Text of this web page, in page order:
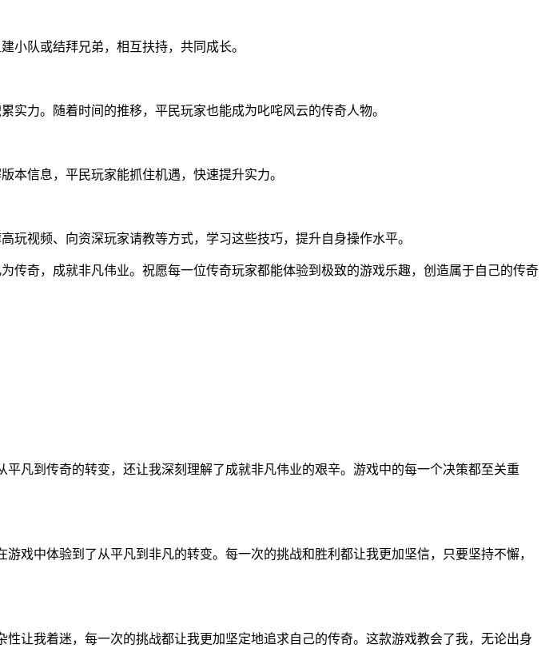
小队或结拜兄弟，相互扶持，共同成长。
力。随着时间的推移，平民玩家也能成为叱咤风云的传奇人物。
本信息，平民玩家能抓住机遇，快速提升实力。
视频、向资深玩家请教等方式，学习这些技巧，提升自身操作水平。
奇，成就非凡伟业。祝愿每一位传奇玩家都能体验到极致的游戏乐趣，创造属于自己的传奇
凡到传奇的转变，还让我深刻理解了成就非凡伟业的艰辛。游戏中的每一个决策都至关重
戏中体验到了从平凡到非凡的转变。每一次的挑战和胜利都让我更加坚信，只要坚持不懈，
让我着迷，每一次的挑战都让我更加坚定地追求自己的传奇。这款游戏教会了我，无论出身